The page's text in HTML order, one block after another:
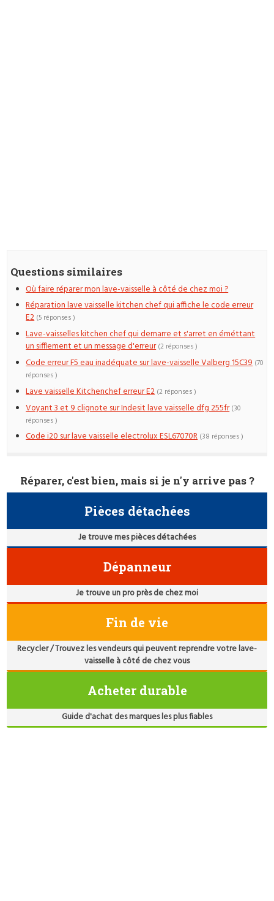
Questions similaires
Où faire réparer mon lave-vaisselle à côté de chez moi ?
Réparation lave vaisselle kitchen chef qui affiche le code erreur
E2 (5 réponses )
Lave-vaisselles kitchen chef qui demarre et s'arret en éméttant
un sifflement et un message d'erreur (2 réponses )
Code erreur F5 eau inadéquate sur lave-vaisselle Valberg 15C39 (70
réponses )
Lave vaisselle Kitchenchef erreur E2 (2 réponses )
Voyant 3 et 9 clignote sur Indesit lave vaisselle dfg 255fr (30
réponses )
Code i20 sur lave vaisselle electrolux ESL67070R (38 réponses )
Réparer, c'est bien, mais si je n'y arrive pas ?
Pièces détachées
Je trouve mes pièces détachées
Dépanneur
Je trouve un pro près de chez moi
Fin de vie
Recycler / Trouvez les vendeurs qui peuvent reprendre votre lave-
vaisselle à côté de chez vous
Acheter durable
Guide d'achat des marques les plus fiables